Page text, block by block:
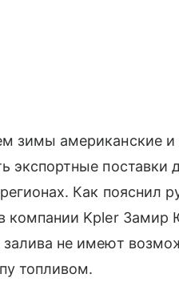
зимы американские и
экспортные
Как пояснил
компании Kpler
залива не имеют
топливом.